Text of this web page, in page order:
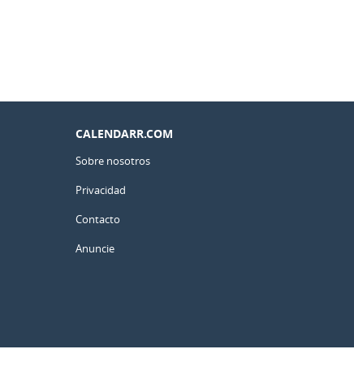
CALENDARR.COM
Sobre nosotros
Privacidad
Contacto
Anuncie